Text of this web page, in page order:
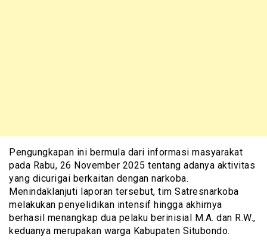
Pengungkapan ini bermula dari informasi masyarakat
pada Rabu, 26 November 2025 tentang adanya aktivitas
yang dicurigai berkaitan dengan narkoba.
Menindaklanjuti laporan tersebut, tim Satresnarkoba
melakukan penyelidikan intensif hingga akhirnya
berhasil menangkap dua pelaku berinisial M.A. dan R.W.,
keduanya merupakan warga Kabupaten Situbondo.